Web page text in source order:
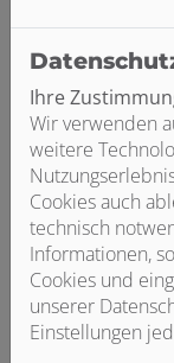
Qualifiziertes
Hohe
Ihre
Wir verwenden
weitere
Cookies auch
technisch
Informationen,
Cookies und
unserer
Einstellungen